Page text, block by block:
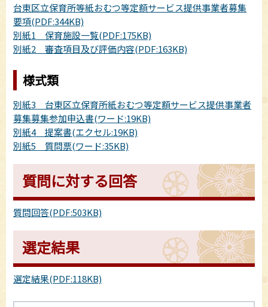
台東区立保育所等紙おむつ等定額サービス提供事業者募集
要項(PDF:344KB)
別紙1 保育施設一覧(PDF:175KB)
別紙2 審査項目及び評価内容(PDF:163KB)
様式類
別紙3 台東区立保育所紙おむつ等定額サービス提供事業者
募集募集参加申込書(ワード:19KB)
別紙4 提案書(エクセル:19KB)
別紙5 質問票(ワード:35KB)
質問に対する回答
質問回答(PDF:503KB)
選定結果
選定結果(PDF:118KB)